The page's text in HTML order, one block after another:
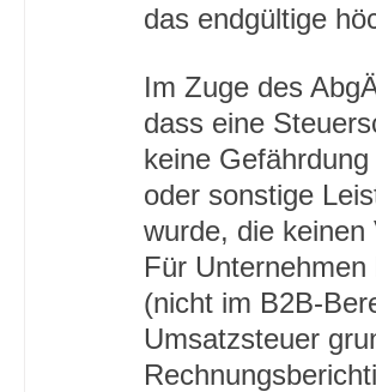
das endgültige
Im Zuge des
dass eine
keine
oder sonstige
wurde, die
Für
(nicht im B2B-
Umsatzsteuer